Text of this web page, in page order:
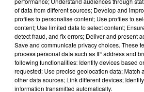
Des crêpes locales
cause
La marque « Nous
fête la Chandeleur
initiative gourmande
qui met en avant les
of data from different sources; Develop and
profiles to personalise content; Use profiles to
content; Use limited data to select content;
detect fraud, and fix errors; Deliver and present
Save and communicate privacy choices. These
process personal data such as IP address and
following functionalities: Identify devices based
requested; Use precise geolocation data; Match
other data sources; Link different devices;
information transmitted automatically.